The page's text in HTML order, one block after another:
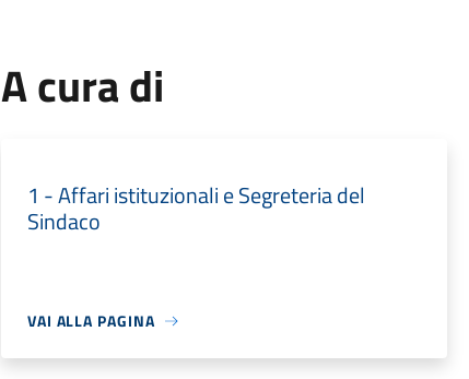
A cura di
1 - Affari istituzionali e Segreteria del
Sindaco
VAI ALLA PAGINA